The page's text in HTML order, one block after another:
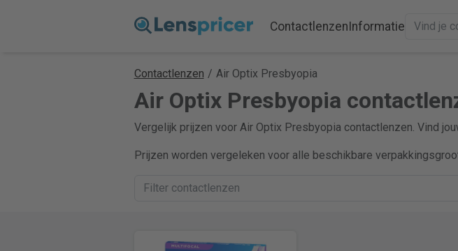
ContactlenzenInformatie
Contactlenzen / Air Optix Presbyopia
Air Optix Presbyopia
Vergelijk prijzen voor Air Optix Presbyopia contactlenzen. Vind
Prijzen worden vergeleken voor alle beschikbare